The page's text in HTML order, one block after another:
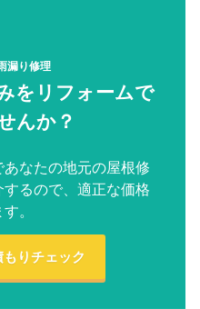
漏り修理
をリフォームで
んか？
なたの地元の屋根修
るので、適正な価格
。
りチェック